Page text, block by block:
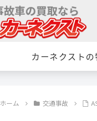
カーネクストの
ホーム 交通事故